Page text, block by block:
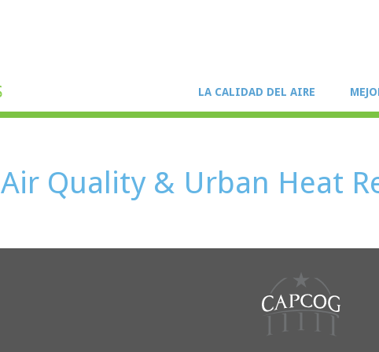
LA CALIDAD DEL AIRE
Air Quality & Urban Heat